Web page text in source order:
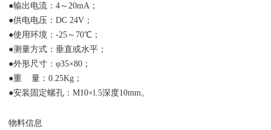
●输出电流：4～20mA；
●供电电压：DC 24V；
●使用环境：-25～70℃；
●测量方式：垂直或水平；
●外形尺寸：φ35×80；
●重 量：0.25Kg；
●安装固定螺孔：M10×l.5深度10mm。
物料信息